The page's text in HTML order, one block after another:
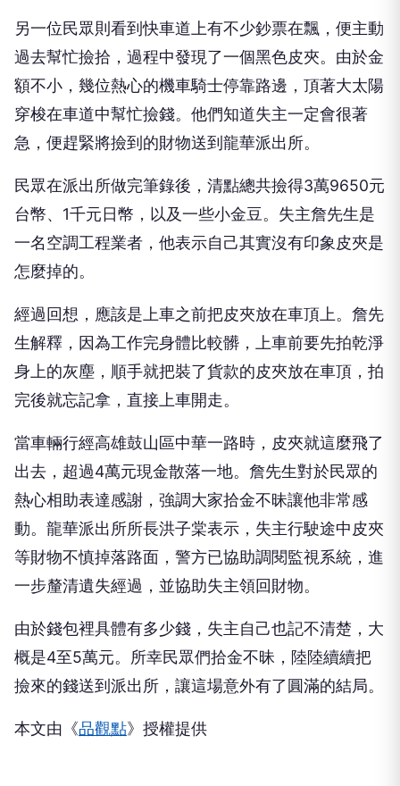
另一位民眾則看到快車道上有不少鈔票在飄，便主動
過去幫忙撿拾，過程中發現了一個黑色皮夾。由於金
額不小，幾位熱心的機車騎士停靠路邊，頂著大太陽
穿梭在車道中幫忙撿錢。他們知道失主一定會很著
急，便趕緊將撿到的財物送到龍華派出所。
民眾在派出所做完筆錄後，清點總共撿得3萬9650元
台幣、1千元日幣，以及一些小金豆。失主詹先生是
一名空調工程業者，他表示自己其實沒有印象皮夾是
怎麼掉的。
經過回想，應該是上車之前把皮夾放在車頂上。詹先
生解釋，因為工作完身體比較髒，上車前要先拍乾淨
身上的灰塵，順手就把裝了貨款的皮夾放在車頂，拍
完後就忘記拿，直接上車開走。
當車輛行經高雄鼓山區中華一路時，皮夾就這麼飛了
出去，超過4萬元現金散落一地。詹先生對於民眾的
熱心相助表達感謝，強調大家拾金不昧讓他非常感
動。龍華派出所所長洪子棠表示，失主行駛途中皮夾
等財物不慎掉落路面，警方已協助調閱監視系統，進
一步釐清遺失經過，並協助失主領回財物。
由於錢包裡具體有多少錢，失主自己也記不清楚，大
概是4至5萬元。所幸民眾們拾金不昧，陸陸續續把
撿來的錢送到派出所，讓這場意外有了圓滿的結局。
本文由《品觀點》授權提供